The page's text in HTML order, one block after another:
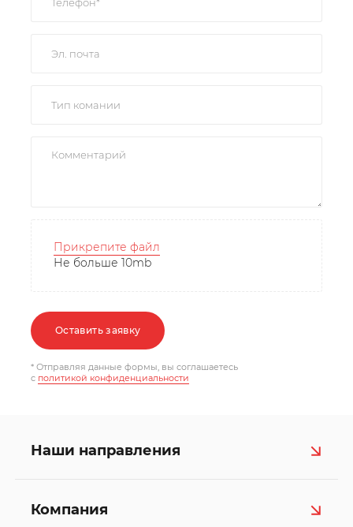
Прикрепите файл
Не больше 10mb
Оставить заявку
* Отправляя данные формы, вы соглашаетесь
c политикой конфиденциальности
Наши направления
Компания